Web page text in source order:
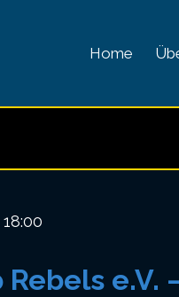
Home
e.V.